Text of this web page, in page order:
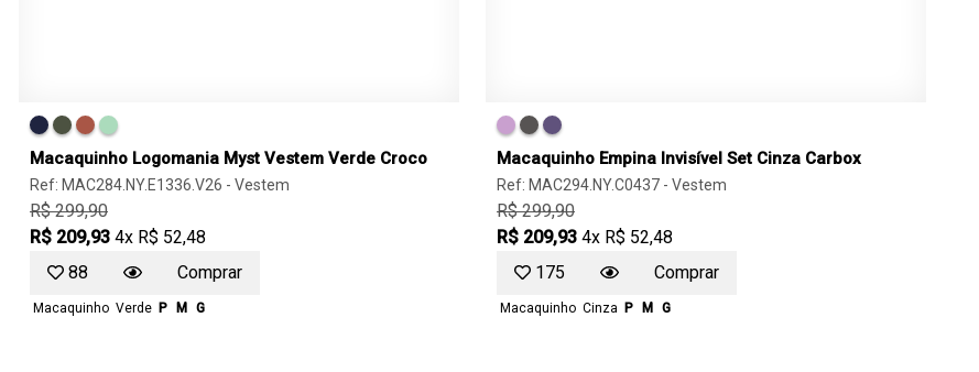
Macaquinho Logomania Myst Vestem Verde Croco
Ref: MAC284.NY.E1336.V26 - Vestem
R$ 299,90
R$ 209,93 4x R$ 52,48
88
Comprar
Macaquinho Verde P M G
Macaquinho Empina Invisível Set Cinza Carbox
Ref: MAC294.NY.C0437 - Vestem
R$ 299,90
R$ 209,93 4x R$ 52,48
175
Comprar
Macaquinho Cinza P M G